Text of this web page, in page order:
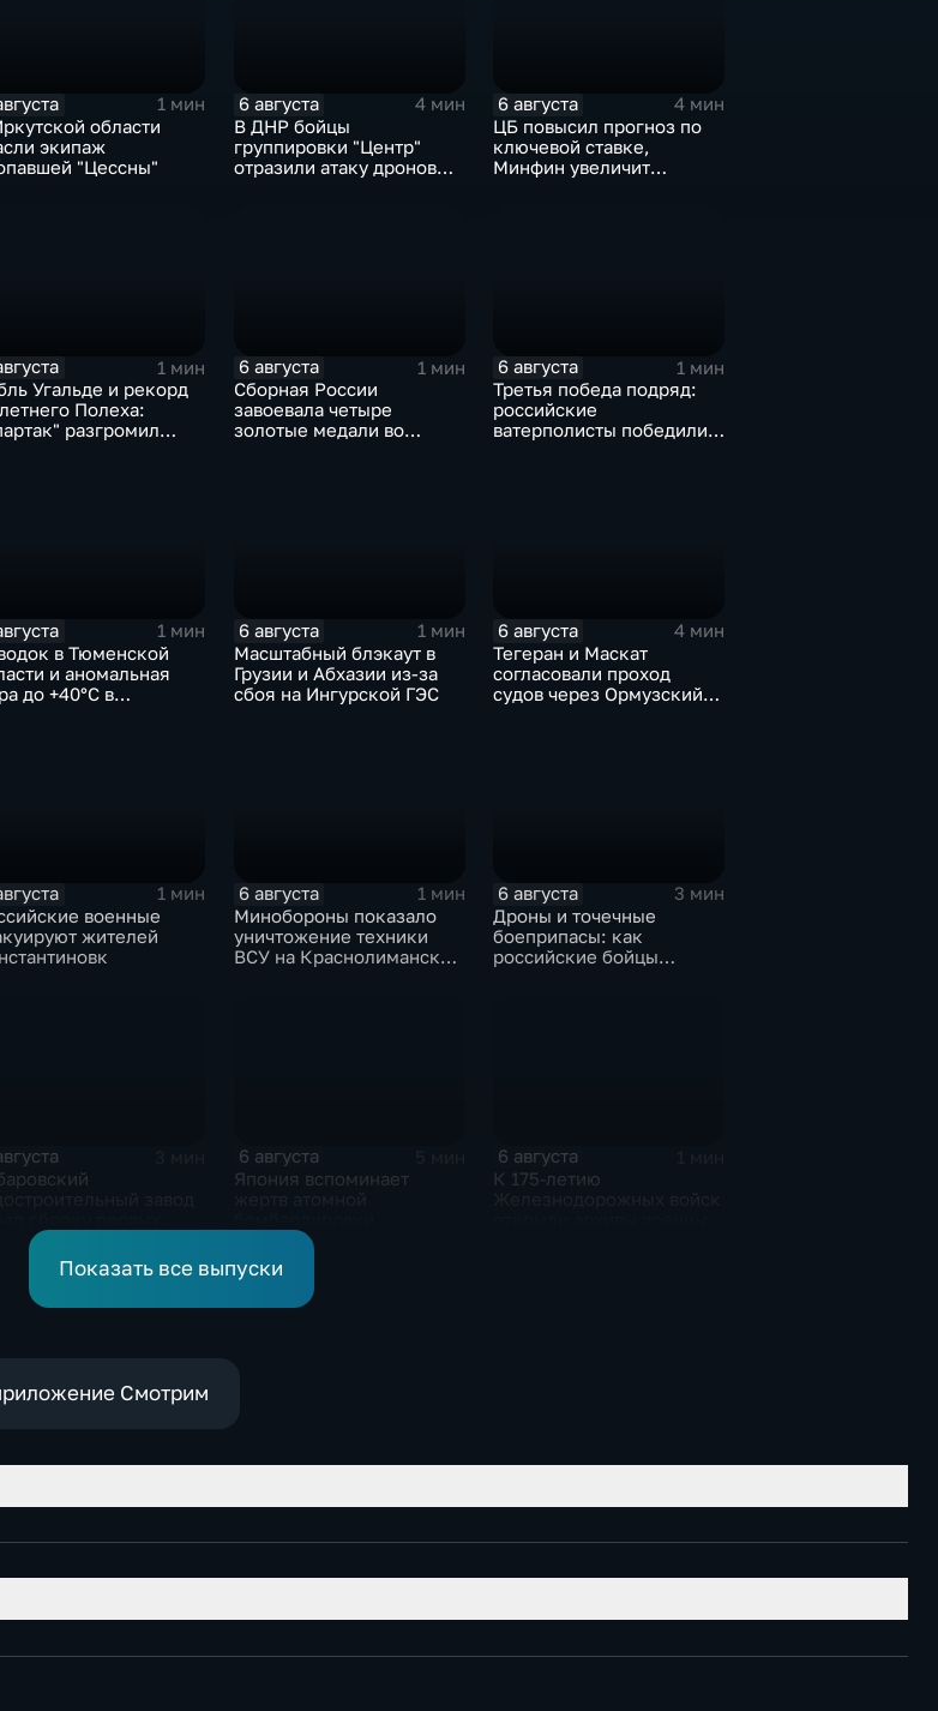
1 мин
области
экипаж
"Цессны"
6 августа
4 мин
В ДНР бойцы
группировки "Центр"
отразили атаку дронов
6 августа
4 мин
ЦБ повысил прогноз по
ключевой ставке,
Минфин увеличит
1 мин
Угальде и рекорд
Полеха:
разгромил
6 августа
1 мин
Сборная России
завоевала четыре
золотые медали во
6 августа
1 мин
Третья победа подряд:
российские
ватерполисты победили
1 мин
в Тюменской
и аномальная
до +40°C в
6 августа
1 мин
Масштабный блэкаут в
Грузии и Абхазии из-за
сбоя на Ингурской ГЭС
6 августа
4 мин
Тегеран и Маскат
согласовали проход
судов через Ормузский
1 мин
военные
жителей
6 августа
1 мин
Минобороны показало
уничтожение техники
ВСУ на Краснолиманском
6 августа
3 мин
Дроны и точечные
боеприпасы: как
российские бойцы
6 августа
Япония вспоминает
Хиросимы
6 августа
К 175-летию
Показать все выпуски
Смотрим